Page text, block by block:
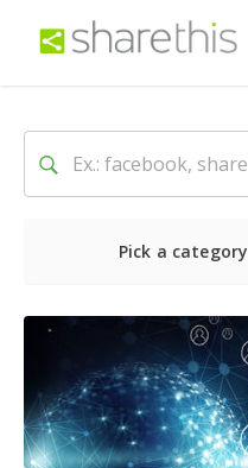
Pick a category
O mais recente